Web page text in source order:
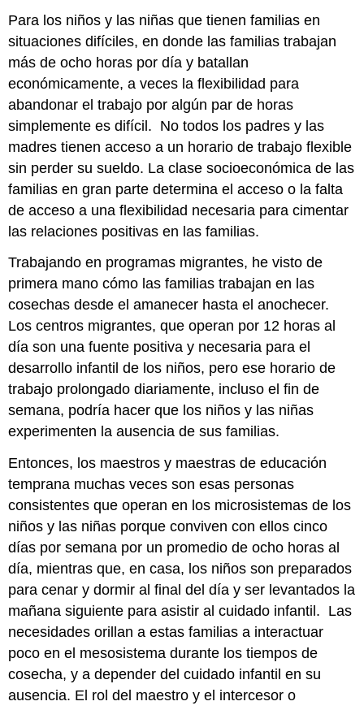
Para los niños y las niñas que tienen familias en
situaciones difíciles, en donde las familias trabajan
más de ocho horas por día y batallan
económicamente, a veces la flexibilidad para
abandonar el trabajo por algún par de horas
simplemente es difícil. No todos los padres y las
madres tienen acceso a un horario de trabajo flexible
sin perder su sueldo. La clase socioeconómica de las
familias en gran parte determina el acceso o la falta
de acceso a una flexibilidad necesaria para cimentar
las relaciones positivas en las familias.
Trabajando en programas migrantes, he visto de
primera mano cómo las familias trabajan en las
cosechas desde el amanecer hasta el anochecer.
Los centros migrantes, que operan por 12 horas al
día son una fuente positiva y necesaria para el
desarrollo infantil de los niños, pero ese horario de
trabajo prolongado diariamente, incluso el fin de
semana, podría hacer que los niños y las niñas
experimenten la ausencia de sus familias.
Entonces, los maestros y maestras de educación
temprana muchas veces son esas personas
consistentes que operan en los microsistemas de los
niños y las niñas porque conviven con ellos cinco
días por semana por un promedio de ocho horas al
día, mientras que, en casa, los niños son preparados
para cenar y dormir al final del día y ser levantados la
mañana siguiente para asistir al cuidado infantil. Las
necesidades orillan a estas familias a interactuar
poco en el mesosistema durante los tiempos de
cosecha, y a depender del cuidado infantil en su
ausencia. El rol del maestro y el intercesor o